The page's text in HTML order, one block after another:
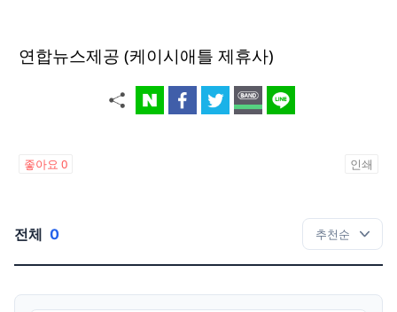
연합뉴스제공 (케이시애틀 제휴사)
좋아요 0 인쇄
전체 0